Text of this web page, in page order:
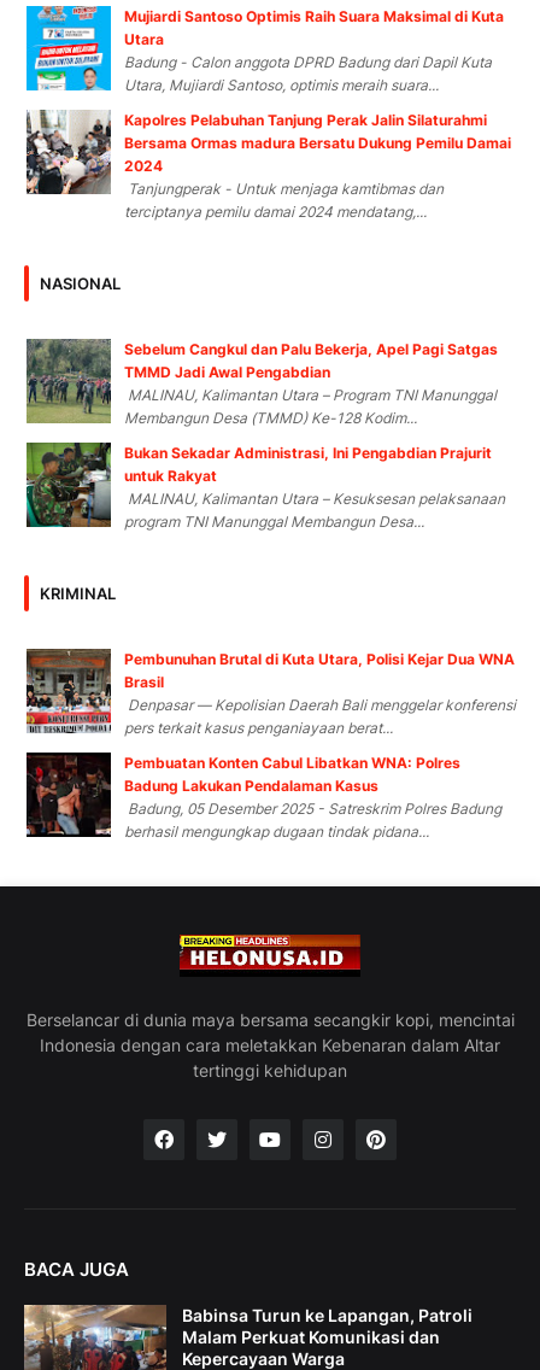
Mujiardi Santoso Optimis Raih Suara Maksimal di Kuta
Utara
Badung - Calon anggota DPRD Badung dari Dapil Kuta
Utara, Mujiardi Santoso, optimis meraih suara...
Kapolres Pelabuhan Tanjung Perak Jalin Silaturahmi
Bersama Ormas madura Bersatu Dukung Pemilu Damai
2024
Tanjungperak - Untuk menjaga kamtibmas dan
terciptanya pemilu damai 2024 mendatang,...
NASIONAL
Sebelum Cangkul dan Palu Bekerja, Apel Pagi Satgas
TMMD Jadi Awal Pengabdian
MALINAU, Kalimantan Utara – Program TNI Manunggal
Membangun Desa (TMMD) Ke-128 Kodim...
Bukan Sekadar Administrasi, Ini Pengabdian Prajurit
untuk Rakyat
MALINAU, Kalimantan Utara – Kesuksesan pelaksanaan
program TNI Manunggal Membangun Desa...
KRIMINAL
Pembunuhan Brutal di Kuta Utara, Polisi Kejar Dua WNA
Brasil
Denpasar — Kepolisian Daerah Bali menggelar konferensi
pers terkait kasus penganiayaan berat...
Pembuatan Konten Cabul Libatkan WNA: Polres
Badung Lakukan Pendalaman Kasus
Badung, 05 Desember 2025 - Satreskrim Polres Badung
berhasil mengungkap dugaan tindak pidana...
Berselancar di dunia maya bersama secangkir kopi, mencintai
Indonesia dengan cara meletakkan Kebenaran dalam Altar
tertinggi kehidupan
BACA JUGA
Babinsa Turun ke Lapangan, Patroli
Malam Perkuat Komunikasi dan
Kepercayaan Warga